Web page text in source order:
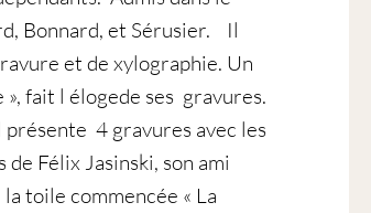
Bonnard, et Sérusier. Il
et de xylographie. Un
», fait l élogede ses gravures.
4 gravures avec les
Félix Jasinski, son ami
toile commencée « La